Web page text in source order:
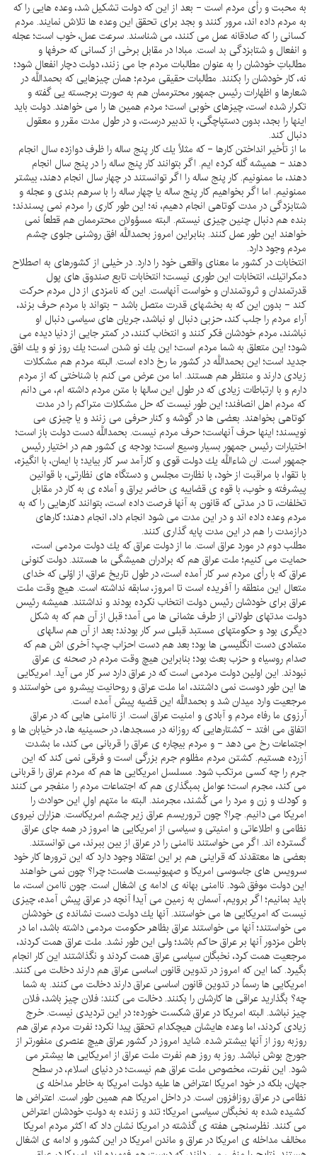
به محبت و رأى مردم است - بعد از اين كه دولت تشكيل شد، وعده هايى را كه
به مردم داده اند، مرور كنند و بجد براى تحقق اين وعده ها تلاش نمايند. مردم
كسانى را كه صادقانه عمل مى كنند، مى شناسند. سرعت عمل، خوب است؛ عجله
و انفعال و شتابزدگى بد است. مبادا در مقابل برخى از كسانى كه حرفها و
مطالباتِ خودشان را به عنوان مطالبات مردم جا مى زنند، دولت دچار انفعال شود؛
نه، كار خودشان را بكنند. مطالبات حقيقى مردم؛ همان چيزهايى كه بحمداللَّه در
شعارها و اظهارات رئيس جمهور محترممان هم به صورت برجسته يى گفته و
تكرار شده است، چيزهاى خوبى است؛ مردم همين ها را مى خواهند. دولت بايد
اينها را بجد، بدون دستپاچگى، با تدبير درست، و در طول مدت مقرر و معقول
دنبال كند.
ما از تأخير انداختن كارها - كه مثلاً يك كار پنج ساله را ظرف دوازده سال انجام
دهند - هميشه گله كرده ايم. اگر بتوانند كار پنج ساله را در پنج سال انجام
دهند، ما ممنونيم. كار پنج ساله را اگر توانستند در چهار سال انجام دهند، بيشتر
ممنونيم. اما اگر بخواهيم كار پنج ساله يا چهار ساله را با سرهم بندى و عجله و
شتابزدگى در مدت كوتاهى انجام دهيم، نه؛ اين طور كارى را مردم نمى پسندند؛
بنده هم دنبال چنين چيزى نيستم. البته مسؤولان محترممان هم قطعاً نمى
خواهند اين طور عمل كنند. بنابراين امروز بحمداللَّه افق روشنى جلوى چشم
مردم وجود دارد.
انتخابات در كشور ما معناى واقعى خود را دارد. در خيلى از كشورهاى به اصطلاح
دمكراتيك، انتخابات اين طورى نيست؛ انتخابات تابع صندوق هاى پول
قدرتمندان و ثروتمندان و خواست آنهاست. اين كه نامزدى از دل مردم حركت
كند - بدون اين كه به بخشهاى قدرت متصل باشد - بتواند با مردم حرف بزند،
آراء مردم را جلب كند، حزبى دنبال او نباشد، جريان هاى سياسى دنبال او
نباشند، مردم خودشان فكر كنند و انتخاب كنند، در كمتر جايى از دنيا ديده مى
شود؛ اين متعلق به شما مردم است؛ اين يك نو شدن است؛ يك روز نو و يك افق
جديد است؛ اين بحمداللَّه در كشور ما رخ داده است. البته مردم هم مشكلات
زيادى دارند و منتظر هم هستند. اما من عرض مى كنم با شناختى كه از مردم
دارم و با ارتباطات زيادى كه در طول اين سالها با متن مردم داشته ام، مى دانم
كه مردم اهل انصافند؛ اين طور نيست كه حل مشكلات متراكم را در مدت
كوتاهى بخواهند. بعضى ها در گوشه و كنار حرفى مى زنند و يا چيزى مى
نويسند؛ اينها حرف آنهاست؛ حرف مردم نيست. بحمداللَّه دست دولت باز است؛
اختيارات رئيس جمهور بسيار وسيع است؛ بودجه ى كشور هم در اختيار رئيس
جمهور است. ان شاءاللَّه يك دولت قوى و كارآمد سر كار بيايد؛ با ايمان، با انگيزه،
با تقوا، با مراقبت از خود، با نظارت مجلس و دستگاه هاى نظارتى، با قوانين
پيشرفته و خوب، با قوه ى قضاييه ى حاضر يراق و آماده ى به كار در مقابل
تخلفات، تا در مدتى كه قانون به آنها فرصت داده است، بتوانند كارهايى را كه به
مردم وعده داده اند و در اين مدت مى شود انجام داد، انجام دهند؛ كارهاى
درازمدت را هم در اين مدت پايه گذارى كنند.
مطلب دوم در مورد عراق است. ما از دولت عراق كه يك دولت مردمى است،
حمايت مى كنيم؛ ملت عراق هم كه برادران هميشگى ما هستند. دولت كنونى
عراق كه با رأى مردم سر كار آمده است، در طول تاريخ عراق، از اوّلى كه خداى
متعال اين منطقه را آفريده است تا امروز، سابقه نداشته است. هيچ وقت ملت
عراق براى خودشان رئيس دولت انتخاب نكرده بودند و نداشتند. هميشه رئيس
دولت مدتهاى طولانى از طرف عثمانى ها مى آمد؛ قبل از آن هم كه به شكل
ديگرى بود و حكومتهاى مستبد قبلى سر كار بودند؛ بعد از آن هم سالهاى
متمادى دست انگليسى ها بود؛ بعد هم دست احزاب چپ؛ آخرى اش هم كه
صدام روسياه و حزب بعث بود؛ بنابراين هيچ وقت مردم در صحنه ى عراق
نبودند. اين اولين دولت مردمى است كه در عراق دارد سر كار مى آيد. امريكايى
ها اين طور دوست نمى داشتند، اما ملت عراق و روحانيت پيشرو مى خواستند و
مرجعيت وارد ميدان شد و بحمداللَّه اين قضيه پيش آمده است.
آرزوى ما رفاه مردم و آبادى و امنيت عراق است. از ناامنى هايى كه در عراق
اتفاق مى افتد - كشتارهايى كه روزانه در مسجدها، در حسينيه ها، در خيابان ها و
اجتماعات رخ مى دهد - و مردم بيچاره ى عراق را قربانى مى كند، ما بشدت
آزرده هستيم. كشتن مردم مظلوم جرم بزرگى است و فرقى نمى كند كه اين
جرم را چه كسى مرتكب شود. مسلسل امريكايى ها هم كه مردم عراق را قربانى
مى كند، مجرم است؛ عوامل بمبگذارى هم كه اجتماعات مردم را منفجر مى كنند
و كودك و زن و مرد را مى كُشند، مجرمند. البته ما متهم اولِ اين حوادث را
امريكا مى دانيم. چرا؟ چون تروريسم عراق زير چشم امريكاست. هزاران نيروى
نظامى و اطلاعاتى و امنيتى و سياسى از امريكايى ها امروز در همه جاى عراق
گسترده اند. اگر مى خواستند ناامنى را در عراق از بين ببرند، مى توانستند.
بعضى ها معتقدند كه قراينى هم بر اين اعتقاد وجود دارد كه اين ترورها كار خود
سرويس هاى جاسوسى امريكا و صهيونيست هاست؛ چرا؟ چون نمى خواهند
اين دولت موفق شود. ناامنى بهانه ى ادامه ى اشغال است. چون ناامن است، ما
بايد بمانيم؛ اگر برويم، آسمان به زمين مى آيد! آنچه در عراق پيش آمده، چيزى
نيست كه امريكايى ها مى خواستند. آنها يك دولت دست نشانده ى خودشان
مى خواستند؛ آنها مى خواستند عراق بظاهر حكومت مردمى داشته باشد، اما در
باطن مزدور آنها بر عراق حاكم باشد؛ ولى اين طور نشد. ملت عراق همت كردند،
مرجعيت همت كرد، نخبگان سياسى عراق همت كردند و نگذاشتند اين كار انجام
بگيرد. كما اين كه امروز در تدوين قانون اساسى عراق هم دارند دخالت مى كنند.
امريكايى ها رسماً در تدوين قانون اساسى عراق دارند دخالت مى كنند. به شما
چه؟ بگذاريد عراقى ها كارشان را بكنند. دخالت مى كنند: فلان چيز باشد، فلان
چيز نباشد. البته امريكا در عراق شكست خورده؛ در اين ترديدى نيست. خرج
زيادى كردند، اما وعده هايشان هيچكدام تحقق پيدا نكرد؛ نفرت مردم عراق هم
روزبه روز از آنها بيشتر شده. شايد امروز در كشور عراق هيچ عنصرى منفورتر از
جورج بوش نباشد. روز به روز هم نفرت ملت عراق از امريكايى ها بيشتر مى
شود. اين نفرت، مخصوص ملت عراق هم نيست؛ در دنياى اسلام، در سطح
جهان، بلكه در خود امريكا اعتراض ها عليه دولت امريكا به خاطر مداخله ى
نظامى در عراق روزافزون است. در داخل امريكا هم همين طور است. اعتراض ها
كشيده شده به نخبگان سياسى امريكا؛ تند و زننده به دولتِ خودشان اعتراض
مى كنند. نظرسنجى هفته ى گذشته در امريكا نشان داد كه اكثر مردم امريكا
مخالف مداخله ى امريكا در عراق و ماندن امريكا در اين كشور و ادامه ى اشغال